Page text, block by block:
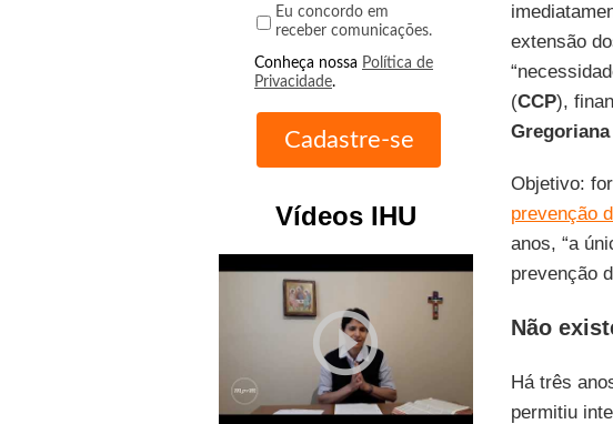
Eu concordo em
receber comunicações.
Conheça nossa Política de
Privacidade.
Vídeos IHU
play_circle_outline
extensão
(CCP),
Gregoriana
Objetivo:
prevenção
anos, “a
prevenção
Não
Há três
permitiu